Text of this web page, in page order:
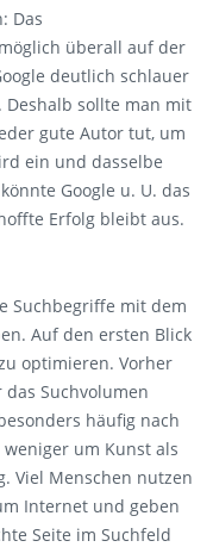
Das
überall auf der
deutlich schlauer
sollte man mit
gute Autor tut, um
ein und dasselbe
Google u. U. das
Erfolg bleibt aus.
Suchbegriffe mit dem
Auf den ersten Blick
optimieren. Vorher
Suchvolumen
häufig nach
weniger um Kunst als
Viel Menschen nutzen
Internet und geben
Seite im Suchfeld